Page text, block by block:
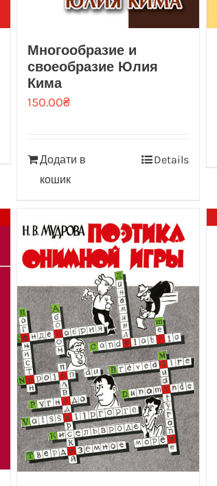
Многообразие и
своеобразие Юлия
Кима
150.00₴
Додати в
кошик
Details